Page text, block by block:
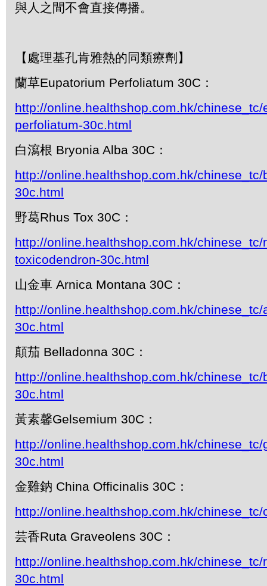
與人之間不會直接傳播。
【處理基孔肯雅熱的同類療劑】
蘭草Eupatorium Perfoliatum 30C：
http://online.healthshop.com.hk/chinese_tc/
perfoliatum-30c.html
白瀉根 Bryonia Alba 30C：
http://online.healthshop.com.hk/chinese_tc/
30c.html
野葛Rhus Tox 30C：
http://online.healthshop.com.hk/chinese_tc/
toxicodendron-30c.html
山金車 Arnica Montana 30C：
http://online.healthshop.com.hk/
30c.html
顛茄 Belladonna 30C：
http://online.healthshop.com.hk/chinese_tc/
30c.html
黃素馨Gelsemium 30C：
http://online.healthshop.com.hk/chinese_tc/
30c.html
金雞鈉 China Officinalis 30C：
http://online.healthshop.com.hk/
芸香Ruta Graveolens 30C：
http://online.healthshop.com.hk/
30c.html